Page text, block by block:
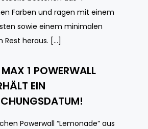
Farben und ragen mit einem
sowie einem minimalen
Rest heraus. […]
MAX 1 POWERWALL
EIN
Powerwall “Lemonade” aus